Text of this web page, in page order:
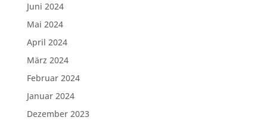
Juni 2024
Mai 2024
April 2024
März 2024
Februar 2024
Januar 2024
Dezember 2023